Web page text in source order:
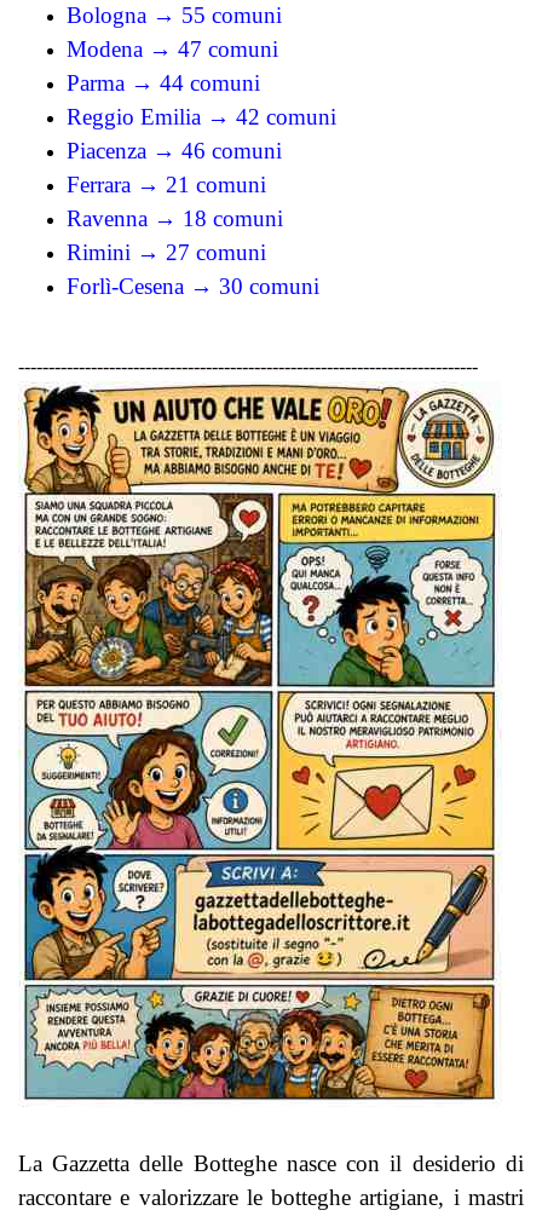
Bologna → 55 comuni
Modena → 47 comuni
Parma → 44 comuni
Reggio Emilia → 42 comuni
Piacenza → 46 comuni
Ferrara → 21 comuni
Ravenna → 18 comuni
Rimini → 27 comuni
Forlì-Cesena → 30 comuni
----------------------------------------------------------------------------
La Gazzetta delle Botteghe nasce con il desiderio di
raccontare e valorizzare le botteghe artigiane, i mastri